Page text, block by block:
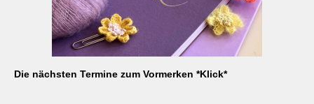
Die nächsten Termine zum Vormerken *Klick*